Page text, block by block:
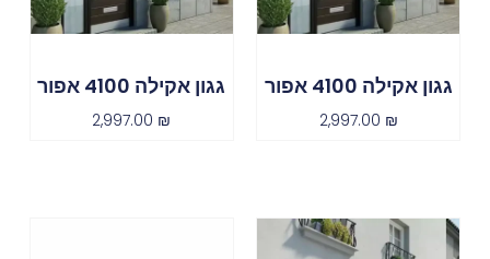
גגון אקילה 4100 אפור
2,997.00 ₪
גגון אקילה 4100 אפור
2,997.00 ₪